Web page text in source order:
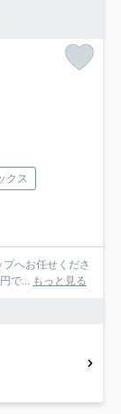
クス
プへお任せくださ
で... もっと見る